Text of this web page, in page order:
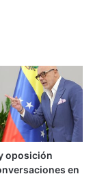
oposición
en